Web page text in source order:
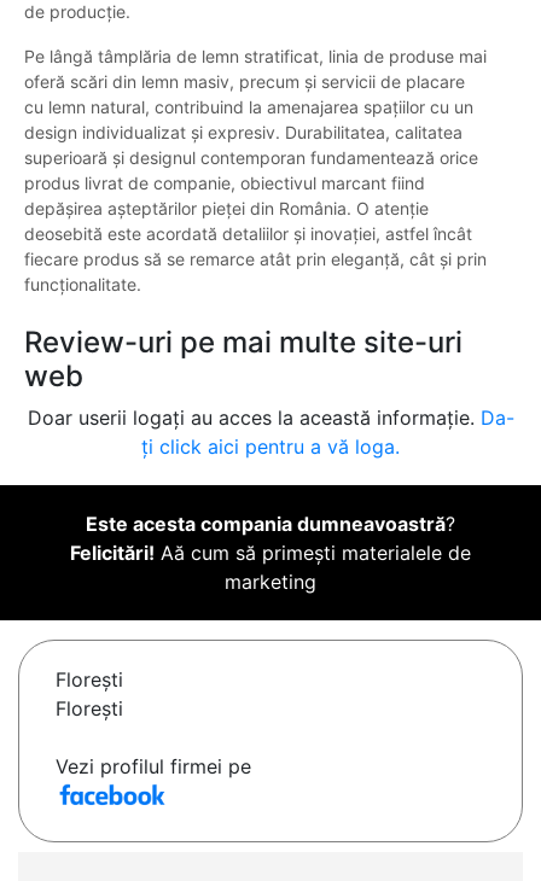
de producție.
Pe lângă tâmplăria de lemn stratificat, linia de produse mai
oferă scări din lemn masiv, precum și servicii de placare
cu lemn natural, contribuind la amenajarea spațiilor cu un
design individualizat și expresiv. Durabilitatea, calitatea
superioară și designul contemporan fundamentează orice
produs livrat de companie, obiectivul marcant fiind
depășirea așteptărilor pieței din România. O atenție
deosebită este acordată detaliilor și inovației, astfel încât
fiecare produs să se remarce atât prin eleganță, cât și prin
funcționalitate.
Review-uri pe mai multe site-uri
web
Doar userii logați au acces la această informație. Da-
ți click aici pentru a vă loga.
Este acesta compania dumneavoastră?
Felicitări! Aă cum să primești materialele de
marketing
Floreşti
Florești
Vezi profilul firmei pe